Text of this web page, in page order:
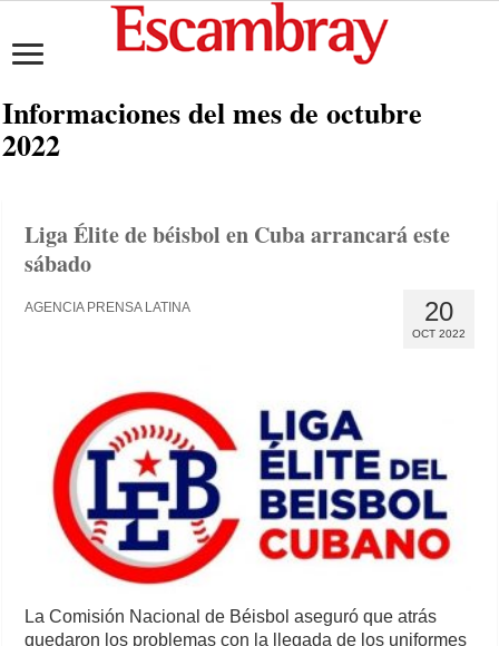
Informaciones del mes deoctubre
2022
Liga Élite de béisbol en Cuba arrancará este
sábado
20
OCT 2022
AGENCIA PRENSA LATINA
La Comisión Nacional de Béisbol aseguró que atrás
quedaron los problemas con la llegada de los uniformes